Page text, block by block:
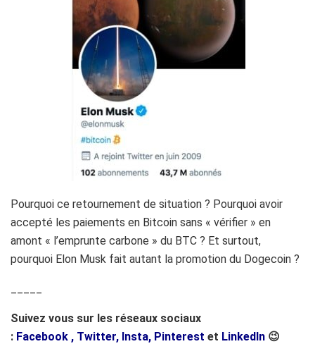
Pourquoi ce retournement de situation ? Pourquoi avoir
accepté les paiements en Bitcoin sans « vérifier » en
amont « l’emprunte carbone » du BTC ? Et surtout,
pourquoi Elon Musk fait autant la promotion du Dogecoin ?
Suivez vous sur les réseaux sociaux
: Facebook , Twitter, Insta, Pinterest et LinkedIn 😉